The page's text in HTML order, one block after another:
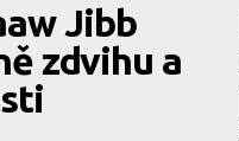
Jibb
zdvihu a